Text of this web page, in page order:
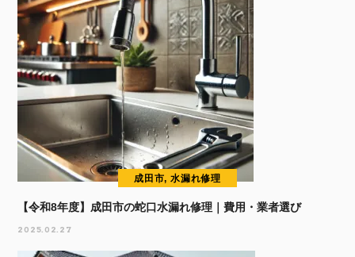
成田市, 水漏れ修理
【令和8年度】成田市の蛇口水漏れ修理｜費用・業者選び
2025.02.27